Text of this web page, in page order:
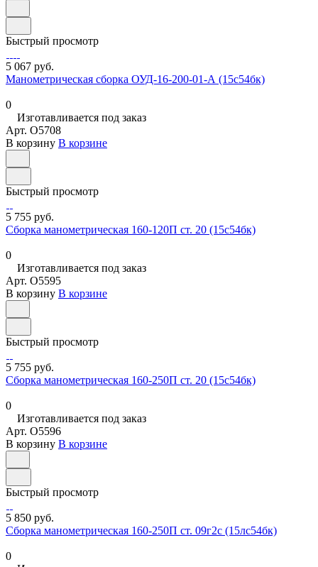
Быстрый просмотр
5 067 руб.
Манометрическая сборка ОУД-16-200-01-А (15с54бк)
0
Изготавливается под заказ
Арт. O5708
В корзину В корзине
Быстрый просмотр
5 755 руб.
Сборка манометрическая 160-120П ст. 20 (15с54бк)
0
Изготавливается под заказ
Арт. O5595
В корзину В корзине
Быстрый просмотр
5 755 руб.
Сборка манометрическая 160-250П ст. 20 (15с54бк)
0
Изготавливается под заказ
Арт. O5596
В корзину В корзине
Быстрый просмотр
5 850 руб.
Сборка манометрическая 160-250П ст. 09г2с (15лс54бк)
0